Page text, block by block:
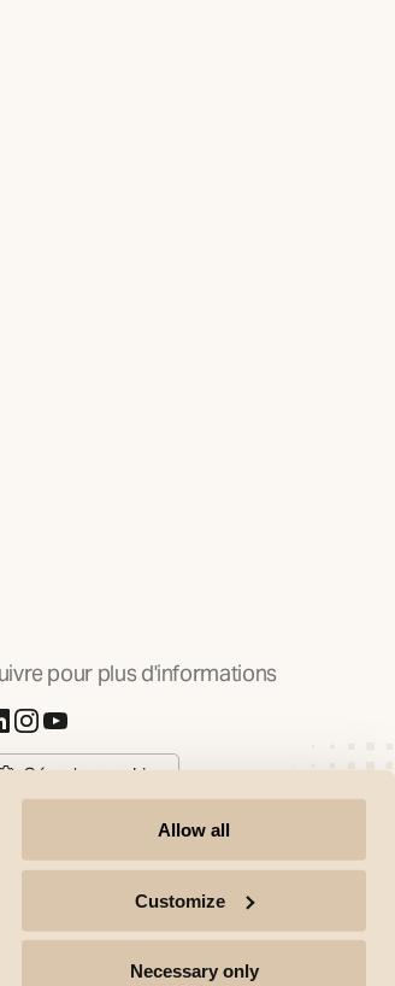
Allow all
Customize
Necessary only
pour plus d'informations
dans un nouvel onglet)
(S'ouvre dans un nouvel onglet)
(S'ouvre dans un nouvel onglet)
Gérer les cookies
copyright | All rights reserved © 2017-2026 |